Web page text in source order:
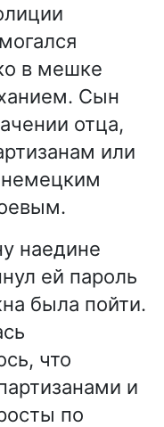
в мешке
Сын
отца,
или
немецким
наедине
ей пароль
была пойти.
что
и
по